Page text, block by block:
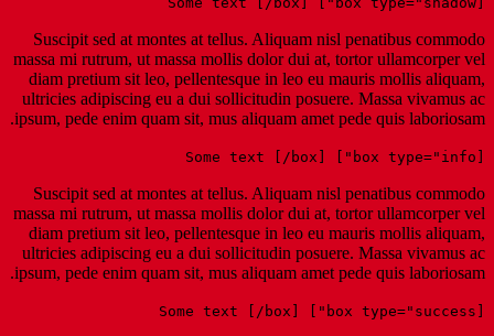
Suscipit sed at montes at
massa mi rutrum, ut massa
diam pretium sit leo,
ultricies adipiscing eu a dui
ipsum, pede enim quam sit, mus
Suscipit sed at montes at
massa mi rutrum, ut massa
diam pretium sit leo,
ultricies adipiscing eu a dui
ipsum, pede enim quam sit, mus